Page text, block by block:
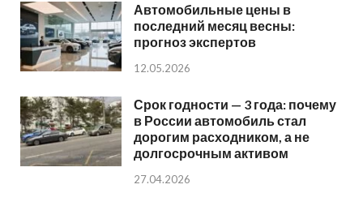
Автомобильные цены в
последний месяц весны:
прогноз экспертов
12.05.2026
Срок годности — 3 года: почему
в России автомобиль стал
дорогим расходником, а не
долгосрочным активом
27.04.2026